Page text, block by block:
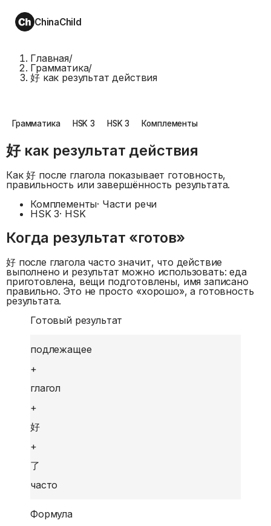
ChinaChild
Главная/
Грамматика/
好 как результат действия
Грамматика HSK 3 HSK 3 Комплементы
好 как результат действия
Как 好 после глагола показывает готовность,
правильность или завершённость результата.
Комплементы· Части речи
HSK 3· HSK
Когда результат «готов»
好 после глагола часто значит, что действие
выполнено и результат можно использовать: еда
приготовлена, вещи подготовлены, имя записано
правильно. Это не просто «хорошо», а готовность
результата.
Готовый результат
подлежащее
+
глагол
+
好
+
了
часто
Формула